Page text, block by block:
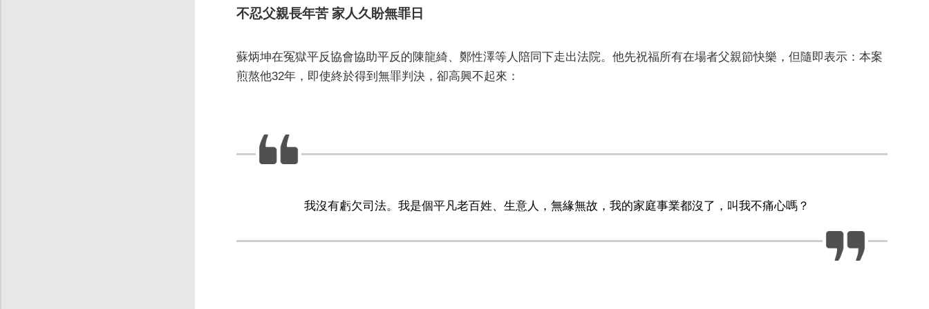
不忍父親長年苦 家人久盼無罪日
蘇炳坤在冤獄平反協會協助平反的陳龍綺、鄭性澤等人陪同下走出法院。他先祝福所有在場者父親節快樂，但隨即表示：本案
煎熬他32年，即使終於得到無罪判決，卻高興不起來：
我沒有虧欠司法。我是個平凡老百姓、生意人，無緣無故，我的家庭事業都沒了，叫我不痛心嗎？